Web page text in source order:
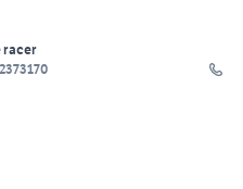
racer